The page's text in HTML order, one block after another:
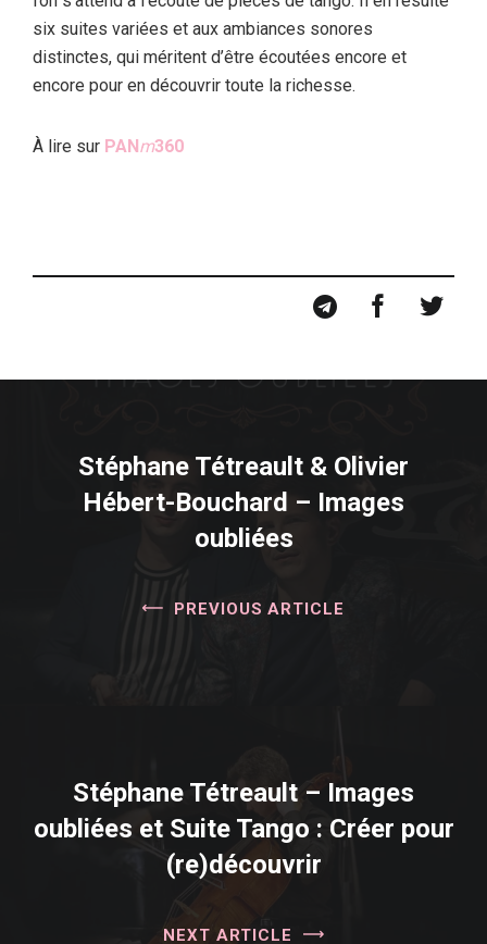
six suites variées et aux ambiances sonores
distinctes, qui méritent d’être écoutées encore et
encore pour en découvrir toute la richesse.
À lire sur PANm360
Stéphane Tétreault & Olivier
Hébert-Bouchard – Images
oubliées
PREVIOUS ARTICLE
Stéphane Tétreault – Images
oubliées et Suite Tango : Créer pour
(re)découvrir
NEXT ARTICLE